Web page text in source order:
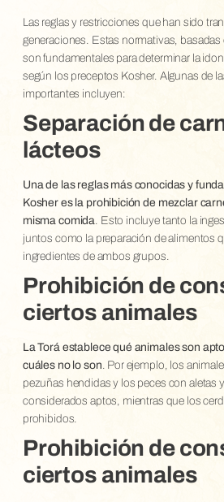
Las reglas y restricciones que han sido
generaciones. Estas normativas, basadas
son fundamentales para determinar la
según los preceptos Kosher. Algunas de
importantes incluyen:
Separación de
lácteos
Una de las reglas más conocidas y
Kosher es la prohibición de mezclar
misma comida . Esto incluye tanto la
juntos como la preparación de alimentos
ingredientes de ambos grupos.
Prohibición de
ciertos animales
La Torá establece qué animales son
cuáles no lo son . Por ejemplo, los
pezuñas hendidas y los peces con aletas
considerados aptos, mientras que los
prohibidos.
Prohibición de
ciertos animales